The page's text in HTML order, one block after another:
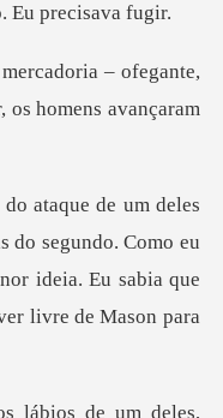
a – ofegante,
do segundo. Como eu
ideia.